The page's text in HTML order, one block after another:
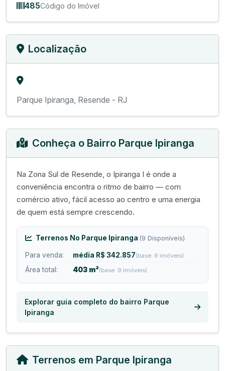
485Código do Imóvel
Localização
Parque Ipiranga, Resende - RJ
Conheça o Bairro Parque Ipiranga
Na Zona Sul de Resende, o Ipiranga I é onde a
conveniência encontra o ritmo de bairro — com
comércio ativo, fácil acesso ao centro e uma energia
de quem está sempre crescendo.
Terrenos No Parque Ipiranga (9 Disponíveis)
Para venda: média R$ 342.857(base: 9 imóveis)
Área total: 403 m²(base: 9 imóveis)
Explorar guia completo do bairro Parque
Ipiranga
Terrenos em Parque Ipiranga